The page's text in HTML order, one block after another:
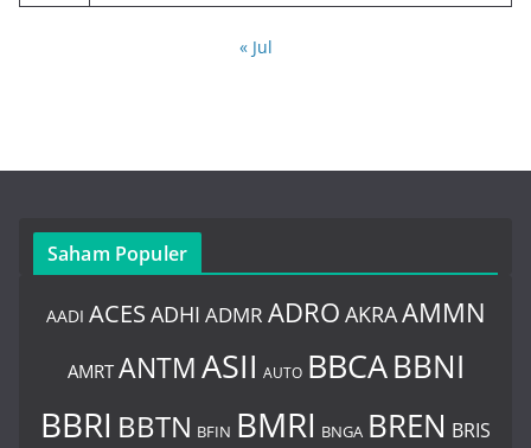
« Jul
Saham Populer
AADI ACES ADHI ADMR ADRO AKRAAMMN
AMRT ANTMASII AUTO BBCABBNI
BBRI BBTN BFIN BMRI BNGA BREN BRIS